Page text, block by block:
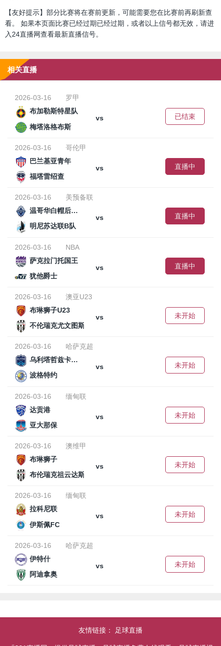
【友好提示】部分比赛将在赛前更新，可能需要您在比赛前再刷新查
看。 如果本页面比赛已经过期已经过期，或者以上信号都无效，请进
入24直播网查看最新直播信号。
相关直播
2026-03-16
罗甲
布加勒斯特星队
vs
梅塔洛格布斯
已结束
2026-03-16
哥伦甲
巴兰基亚青年
vs
福塔雷绍查
直播中
2026-03-16
美预备联
温哥华白帽后备队
vs
明尼苏达联B队
直播中
2026-03-16
NBA
萨克拉门托国王
vs
犹他爵士
直播中
2026-03-16
澳亚U23
布琳狮子U23
vs
不伦瑞克尤文图斯U23
未开始
2026-03-16
哈萨克超
乌利塔哲兹卡兹甘
vs
波格特约
未开始
2026-03-16
缅甸联
达贡港
vs
亚大那保
未开始
2026-03-16
澳维甲
布琳狮子
vs
布伦瑞克祖云达斯
未开始
2026-03-16
缅甸联
拉科尼联
vs
伊斯佩FC
未开始
2026-03-16
哈萨克超
伊特什
vs
阿迪拿奥
未开始
友情链接： 足球直播